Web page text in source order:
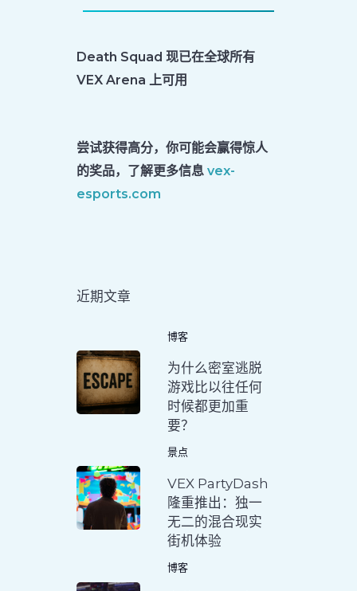
Death Squad 现已在全球所有
VEX Arena 上可用
尝试获得高分，你可能会赢得惊人
的奖品，了解更多信息vex-
esports.com
近期文章
博客
为什么密室逃脱
游戏比以往任何
时候都更加重
要？
景点
VEX PartyDash
隆重推出：独一
无二的混合现实
街机体验
博客